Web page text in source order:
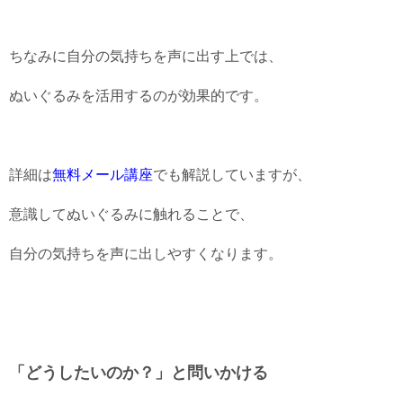
ちなみに自分の気持ちを声に出す上では、
ぬいぐるみを活用するのが効果的です。
詳細は無料メール講座でも解説していますが、
意識してぬいぐるみに触れることで、
自分の気持ちを声に出しやすくなります。
「どうしたいのか？」と問いかける